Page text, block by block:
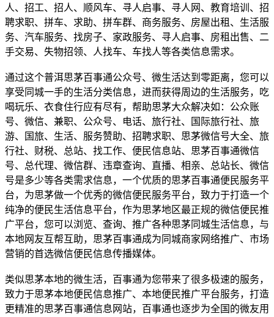
人、招工、招人、顺风车、寻人启事、寻人网、教育培训、招
聘求职、拼车、求助、拼车群、商务服务、房屋出租、生活服
务、汽车服务、找房子、家政服务、寻人启事、房租出售、二
手交易、失物招领、人找车、车找人等各类信息需求。
通过这个普洱思茅百事通公众号、微生活达到零距离，您可以
享受同城一手的生活分类信息，进而获得周边的生活服务，吃
喝玩乐、衣食住行应有尽有，帮助思茅大众解决如：公众账
号、微信、兼职、公众号、电话、旅行社、国际旅行社、旅
游、国旅、生活、服务赞助、招聘求职、思茅微信号大全、旅
行社、财税、总站、找工作、便民信息站、思茅百事通微信
号、总代理、微信群、违章查询、直播、相亲、总站长、微信
号是多少等各类需求信息，一个优质的思茅百事通便民服务平
台，为思茅做一个优秀的微信便民服务平台，致力于打造一个
纯净的便民生活信息平台，作为思茅地区最正规的微信便民推
广平台，您可以浏览、查询、推广各种思茅同城生活信息，与
本地网友互帮互助，思茅百事通成为同城商家网络推广、市场
营销的首选微信便民信息传播媒体。
类似思茅本地的微生活，百事通为您带来了很多极速的服务，
致力于思茅本地便民信息推广、本地便民推广平台服务，打造
更精准的思茅百事通信息网站，百事通也逐步为全国的微友用